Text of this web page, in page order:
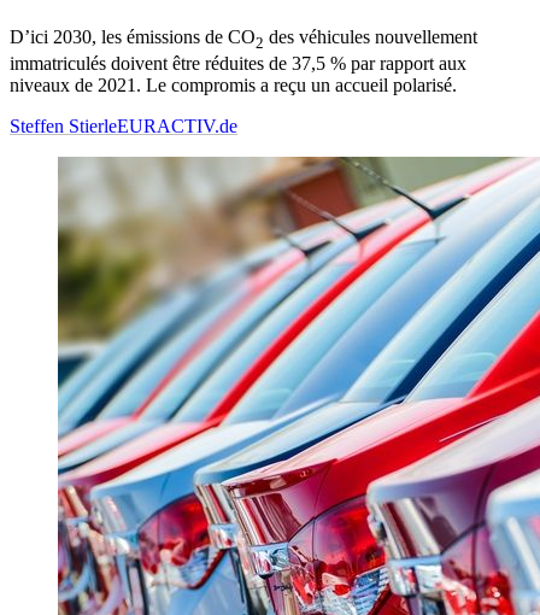
D’ici 2030, les émissions de CO2 des véhicules nouvellement
immatriculés doivent être réduites de 37,5 % par rapport aux
niveaux de 2021. Le compromis a reçu un accueil polarisé.
Steffen StierleEURACTIV.de